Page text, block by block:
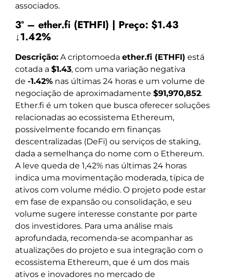
associados.
3º – ether.fi (ETHFI) | Preço: $1.43
↓1.42%
Descrição: A criptomoeda ether.fi (ETHFI) está
cotada a $1.43, com uma variação negativa
de -1.42% nas últimas 24 horas e um volume de
negociação de aproximadamente $91,970,852.
Ether.fi é um token que busca oferecer soluções
relacionadas ao ecossistema Ethereum,
possivelmente focando em finanças
descentralizadas (DeFi) ou serviços de staking,
dada a semelhança do nome com o Ethereum.
A leve queda de 1,42% nas últimas 24 horas
indica uma movimentação moderada, típica de
ativos com volume médio. O projeto pode estar
em fase de expansão ou consolidação, e seu
volume sugere interesse constante por parte
dos investidores. Para uma análise mais
aprofundada, recomenda-se acompanhar as
atualizações do projeto e sua integração com o
ecossistema Ethereum, que é um dos mais
ativos e inovadores no mercado de